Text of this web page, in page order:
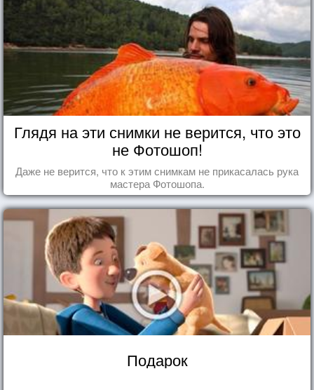
Глядя на эти снимки не верится, что это
не Фотошоп!
Даже не верится, что к этим снимкам не прикасалась рука
мастера Фотошопа.
Подарок